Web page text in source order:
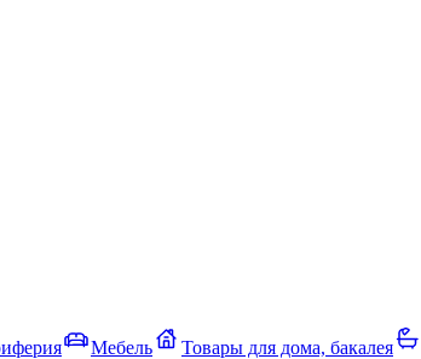
Мебель Товары для дома, бакалея